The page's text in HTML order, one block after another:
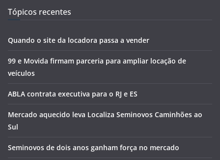
Tópicos recentes
Quando o site da locadora passa a vender
99 e Movida firmam parceria para ampliar locação de
veículos
ABLA contrata executiva para o RJ e ES
Mercado aquecido leva Localiza Seminovos Caminhões ao
Sul
Seminovos de dois anos ganham força no mercado